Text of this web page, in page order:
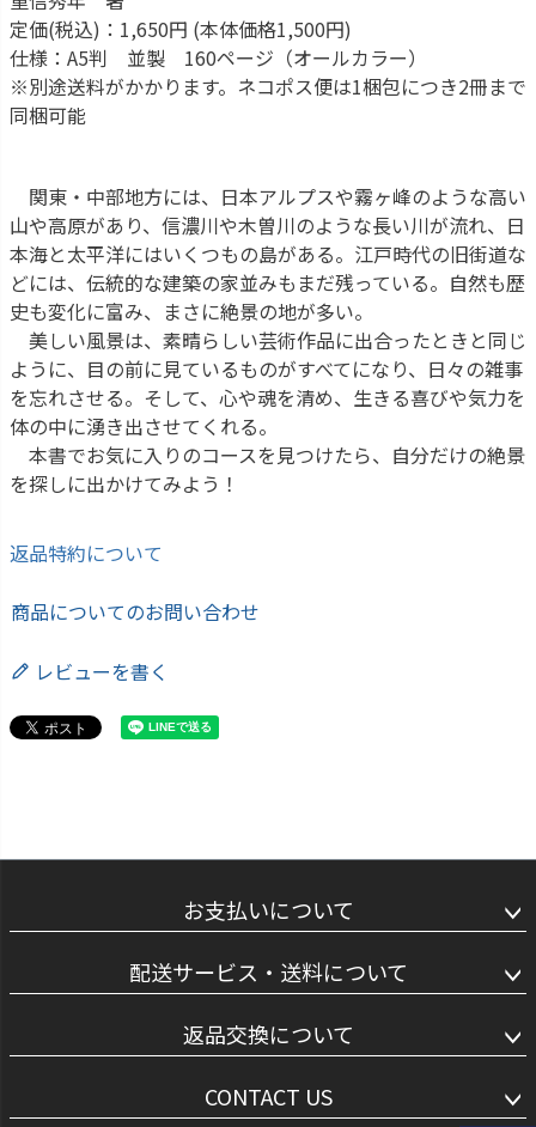
定価(税込)：1,650円 (本体価格1,500円)
仕様：A5判 並製 160ページ（オールカラー）
※別途送料がかかります。ネコポス便は1梱包につき2冊まで
同梱可能
関東・中部地方には、日本アルプスや霧ヶ峰のような高い
山や高原があり、信濃川や木曽川のような長い川が流れ、日
本海と太平洋にはいくつもの島がある。江戸時代の旧街道な
どには、伝統的な建築の家並みもまだ残っている。自然も歴
史も変化に富み、まさに絶景の地が多い。
美しい風景は、素晴らしい芸術作品に出合ったときと同じ
ように、目の前に見ているものがすべてになり、日々の雑事
を忘れさせる。そして、心や魂を清め、生きる喜びや気力を
体の中に湧き出させてくれる。
本書でお気に入りのコースを見つけたら、自分だけの絶景
を探しに出かけてみよう！
返品特約について
商品についてのお問い合わせ
レビューを書く
お支払いについて
配送サービス・送料について
返品交換について
CONTACT US